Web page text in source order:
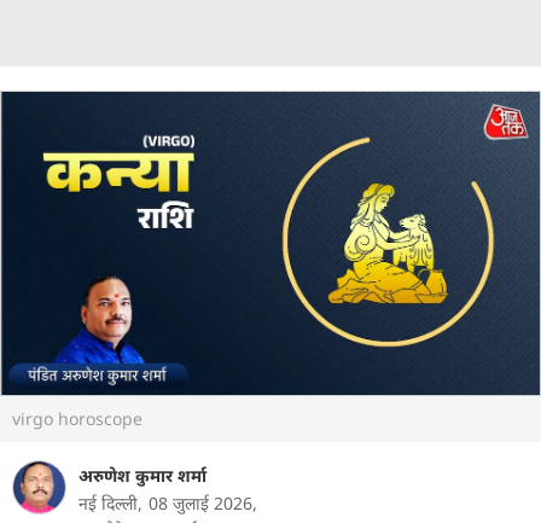
virgo horoscope
अरुणेश कुमार शर्मा
नई दिल्ली, 08 जुलाई 2026,